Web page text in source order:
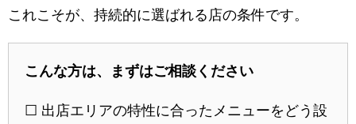
これこそが、持続的に選ばれる店の条件です。
こんな方は、まずはご相談ください
☐ 出店エリアの特性に合ったメニューをどう設